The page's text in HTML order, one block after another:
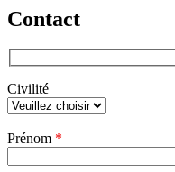
Contact
Civilité
laisser
Prénom *